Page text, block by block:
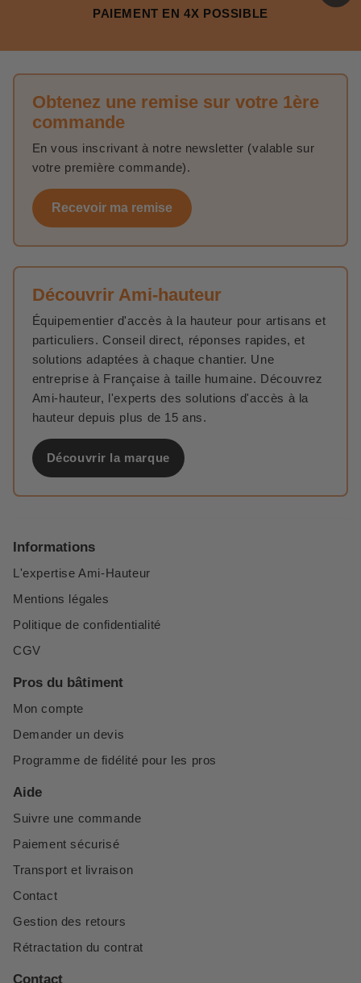
PAIEMENT EN 4X POSSIBLE
Obtenez une remise sur votre 1ère
commande
En vous inscrivant à notre newsletter (valable sur
votre première commande).
Recevoir ma remise
Découvrir Ami-hauteur
Équipementier d'accès à la hauteur pour artisans et
particuliers. Conseil direct, réponses rapides, et
solutions adaptées à chaque chantier. Une
entreprise à Française à taille humaine. Découvrez
Ami-hauteur, l'experts des solutions d'accès à la
hauteur depuis plus de 15 ans.
Découvrir la marque
Informations
L'expertise Ami-Hauteur
Mentions légales
Politique de confidentialité
CGV
Pros du bâtiment
Mon compte
Demander un devis
Programme de fidélité pour les pros
Aide
Suivre une commande
Paiement sécurisé
Transport et livraison
Contact
Gestion des retours
Rétractation du contrat
Contact